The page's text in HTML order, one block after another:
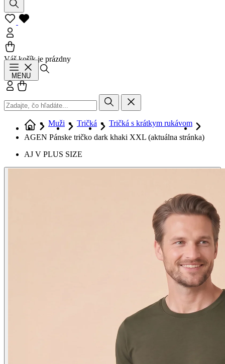
Váš košík je prázdny
MENU
Prihlásiť sa
Muži Tričká
Tričká s krátkym rukávom
AGEN Pánske tričko dark khaki XXL (aktuálna stránka)
AJ V PLUS SIZE